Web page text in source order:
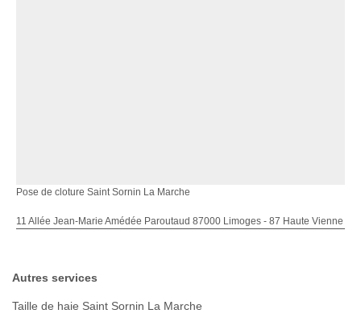
Pose de cloture Saint Sornin La Marche
11 Allée Jean-Marie Amédée Paroutaud 87000 Limoges - 87 Haute Vienne
Autres services
Taille de haie Saint Sornin La Marche